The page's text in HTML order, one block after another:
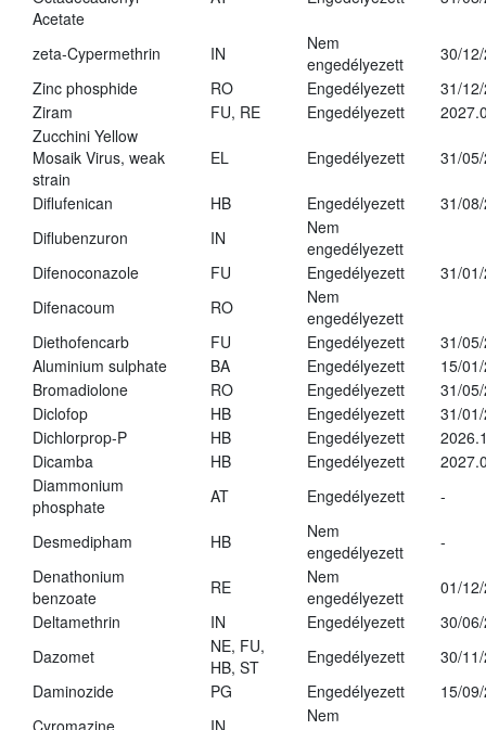
Acetate
zeta-Cypermethrin IN
Nem
engedélyezett
30/
Zinc phosphide
RO Engedélyezett
31/
Ziram
FU, RE Engedélyezett
Zucchini Yellow
Mosaik Virus, weak
strain
EL Engedélyezett 31/
Diflufenican HB Engedélyezett
31/
Diflubenzuron
IN
Nem
engedélyezett
Difenoconazole
FU Engedélyezett
31/
Difenacoum
RO
Nem
engedélyezett
Diethofencarb
FU Engedélyezett
31/
Aluminium sulphate
BA Engedélyezett
15/
Bromadiolone
RO Engedélyezett
31/
Diclofop
HB Engedélyezett
31/
Dichlorprop-P
HB Engedélyezett
Dicamba
HB Engedélyezett
Diammonium
phosphate
AT Engedélyezett -
Desmedipham HB
Nem
engedélyezett
-
Denathonium
benzoate
RE
Nem
engedélyezett
01/
Deltamethrin
IN Engedélyezett
30/
Dazomet
NE, FU,
HB, ST
Engedélyezett
30/
Daminozide
PG Engedélyezett
15/
Nem